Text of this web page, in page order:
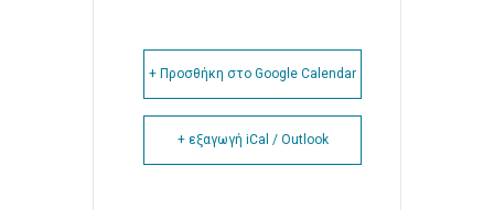
+ Προσθήκη στο Google Calendar
+ εξαγωγή iCal / Outlook